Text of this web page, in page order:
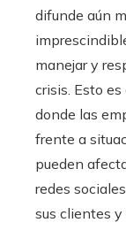
difunde aún
manejar y
crisis. Esto
donde las
frente a
pueden
redes
sus clientes y